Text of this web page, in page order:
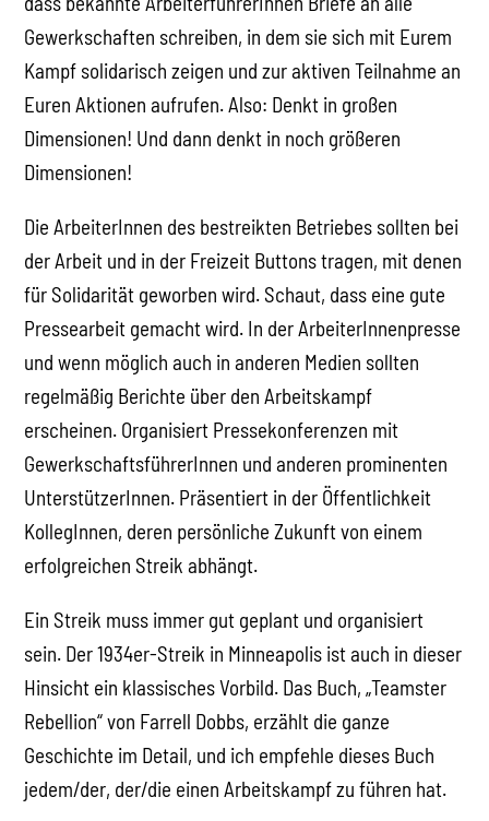
Gewerkschaften schreiben, in dem sie sich mit Eurem
Kampf solidarisch zeigen und zur aktiven Teilnahme an
Euren Aktionen aufrufen. Also: Denkt in großen
Dimensionen! Und dann denkt in noch größeren
Dimensionen!
Die ArbeiterInnen des bestreikten Betriebes sollten bei
der Arbeit und in der Freizeit Buttons tragen, mit denen
für Solidarität geworben wird. Schaut, dass eine gute
Pressearbeit gemacht wird. In der ArbeiterInnenpresse
und wenn möglich auch in anderen Medien sollten
regelmäßig Berichte über den Arbeitskampf
erscheinen. Organisiert Pressekonferenzen mit
GewerkschaftsführerInnen und anderen prominenten
UnterstützerInnen. Präsentiert in der Öffentlichkeit
KollegInnen, deren persönliche Zukunft von einem
erfolgreichen Streik abhängt.
Ein Streik muss immer gut geplant und organisiert
sein. Der 1934er-Streik in Minneapolis ist auch in dieser
Hinsicht ein klassisches Vorbild. Das Buch, „Teamster
Rebellion“ von Farrell Dobbs, erzählt die ganze
Geschichte im Detail, und ich empfehle dieses Buch
jedem/der, der/die einen Arbeitskampf zu führen hat.